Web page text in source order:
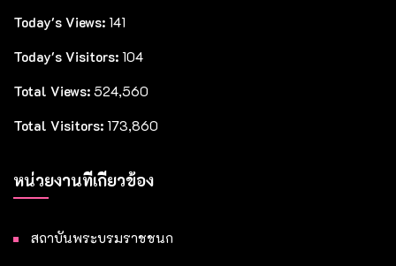
Today's Views: 141
Today's Visitors: 104
Total Views: 524,560
Total Visitors: 173,860
หน่วยงานที่เกี่ยวข้อง
สถาบันพระบรมราชชนก